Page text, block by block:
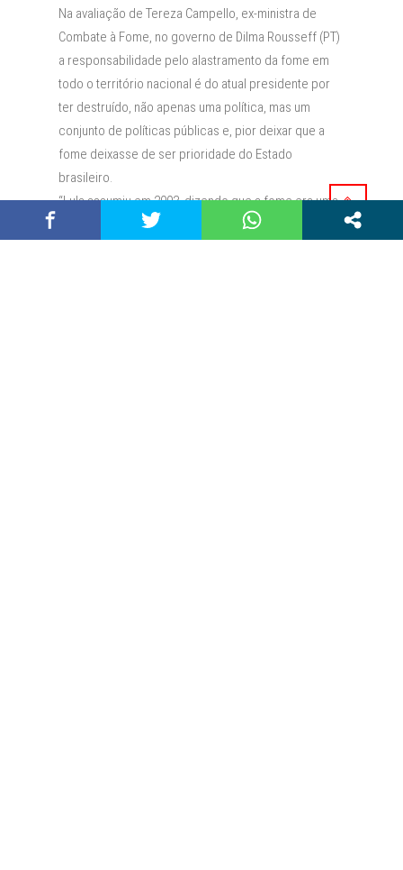
Na avaliação de Tereza Campello, ex-ministra de
Combate à Fome, no governo de Dilma Rousseff (PT)
a responsabilidade pelo alastramento da fome em
todo o território nacional é do atual presidente por
ter destruído, não apenas uma política, mas um
conjunto de políticas públicas e, pior deixar que a
fome deixasse de ser prioridade do Estado
brasileiro.
“Lula assumiu em 2003, dizendo que a fome era uma
prioridade e o governo Bolsonaro faz o oposto. Para